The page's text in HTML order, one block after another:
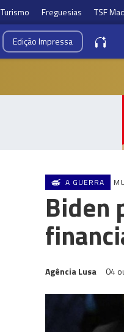
Turismo Freguesias TSF
EdiçãoImpressa
A GUERRA
Biden
Agência Lusa 04